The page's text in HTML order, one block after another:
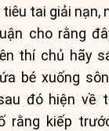
tai giải nạn,
cho rằng
thí chủ hãy
bé xuống
đó hiện về
rằng kiếp